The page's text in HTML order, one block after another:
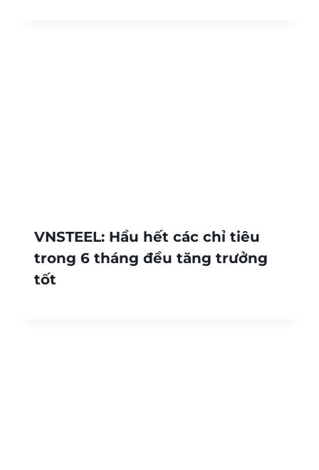
VNSTEEL: Hầu hết các chỉ tiêu
trong 6 tháng đều tăng trưởng
tốt